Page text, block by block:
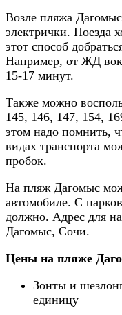
Возле пляжа
электрички. Поезда
этот способ
Например, от ЖД
15-17 минут.
Также можно
145, 146, 147, 154,
этом надо помнить,
видах транспорта
пробок.
На пляж Дагомыс
автомобиле. С
должно. Адрес для
Дагомыс, Сочи.
Цены на пляже
Зонты и
единицу